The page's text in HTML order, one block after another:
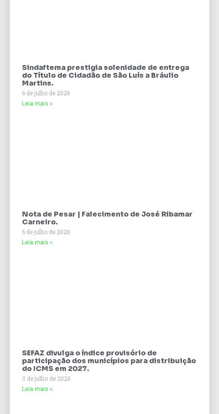
Sindaftema prestigia solenidade de entrega
do Título de Cidadão de São Luís a Bráulio
Martins.
6 de julho de 2026
Leia mais »
Nota de Pesar | Falecimento de José Ribamar
Carneiro.
6 de julho de 2026
Leia mais »
SEFAZ divulga o índice provisório de
participação dos municípios para distribuição
do ICMS em 2027.
3 de julho de 2026
Leia mais »